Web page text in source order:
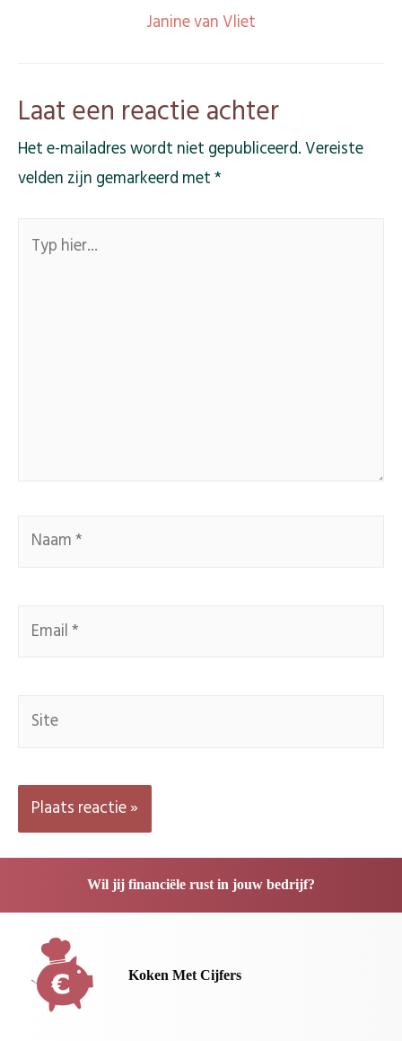
Janine van Vliet
Laat een reactie achter
Het e-mailadres wordt niet gepubliceerd.Vereiste
velden zijn gemarkeerd met*
Wil jij financiële rust in jouw bedrijf?
Koken Met Cijfers